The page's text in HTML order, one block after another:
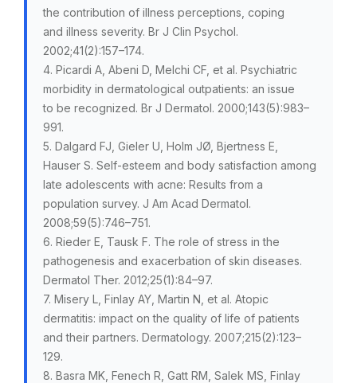
the contribution of illness perceptions, coping
and illness severity. Br J Clin Psychol.
2002;41(2):157–174.
4. Picardi A, Abeni D, Melchi CF, et al. Psychiatric
morbidity in dermatological outpatients: an issue
to be recognized. Br J Dermatol. 2000;143(5):983–
991.
5. Dalgard FJ, Gieler U, Holm JØ, Bjertness E,
Hauser S. Self-esteem and body satisfaction among
late adolescents with acne: Results from a
population survey. J Am Acad Dermatol.
2008;59(5):746–751.
6. Rieder E, Tausk F. The role of stress in the
pathogenesis and exacerbation of skin diseases.
Dermatol Ther. 2012;25(1):84–97.
7. Misery L, Finlay AY, Martin N, et al. Atopic
dermatitis: impact on the quality of life of patients
and their partners. Dermatology. 2007;215(2):123–
129.
8. Basra MK, Fenech R, Gatt RM, Salek MS, Finlay